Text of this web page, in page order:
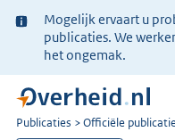
Ter
informatie:
Mogelijk ervaart u
publicaties. We
het ongemak.
U
Publicaties Officiële